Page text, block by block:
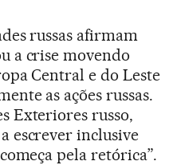
russas afirmam
a crise movendo
Central e do Leste
as ações russas.
Exteriores russo,
escrever inclusive
pela retórica”.